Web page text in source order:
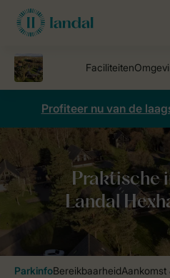
Profiteer nu van de